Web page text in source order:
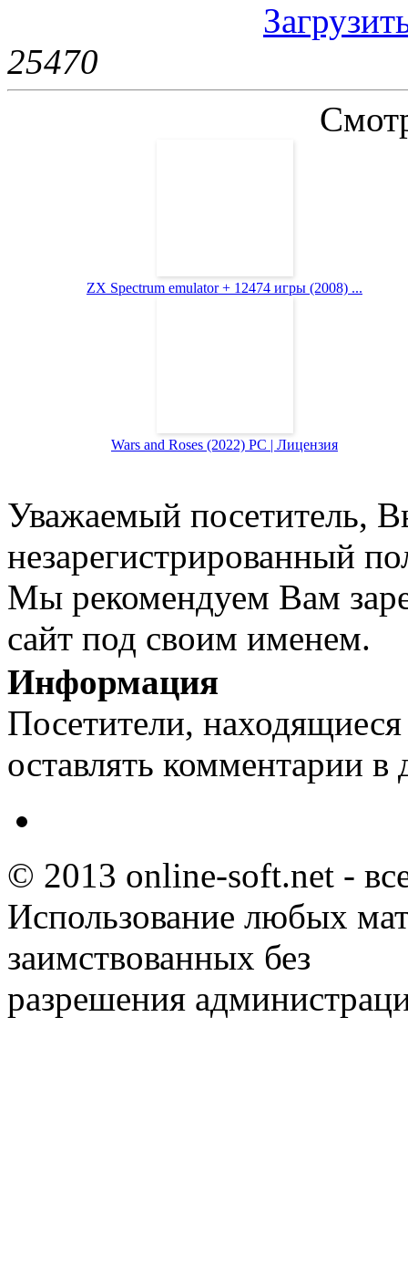
25470
ZX Spectrum emulator + 12474 игры (2008) ...
Wars and Roses (2022) PC | Лицензия
Уважаемый посетитель,
незарегистрированный
Мы рекомендуем Вам
сайт под своим именем.
Информация
Посетители,
оставлять комментарии в
© 2013 online-soft.net -
Использование любых
заимствованных без
разрешения